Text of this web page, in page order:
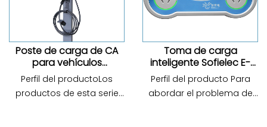
vehículo financiado por el
estado, vehículo de sane...
cargar, la pantalla de
control táctil ...
Poste de carga de CA
para vehículos
eléctricos Sofielec de 7
a 42 kW
Perfil del productoLos
productos de esta serie
Toma de carga
inteligente Sofielec E-
Bike
Perfil del producto Para
abordar el problema de